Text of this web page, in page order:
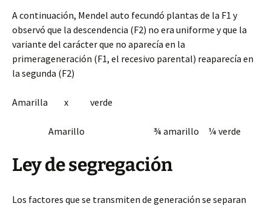
A continuación, Mendel auto fecundó plantas de la F1 y
observó que la descendencia (F2) no era uniforme y que la
variante del carácter que no aparecía en la
primerageneración (F1, el recesivo parental) reaparecía en
la segunda (F2)
Amarilla x verde
Amarillo ¾ amarillo ¼ verde
Ley de segregación
Los factores que se transmiten de generación se separan